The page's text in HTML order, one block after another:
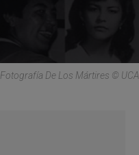
Fotografía De Los Mártires © UCA